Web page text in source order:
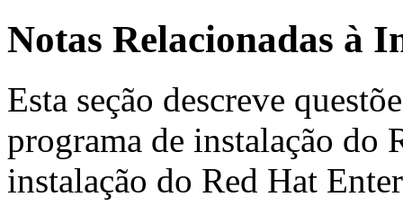
Notas Relacionadas à
Esta seção descreve
programa de instalação do
instalação do Red Hat